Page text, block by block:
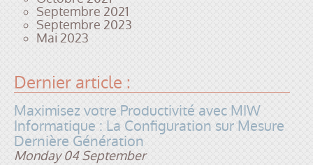
Septembre 2021
Septembre 2023
Mai 2023
Dernier article :
Maximisez votre Productivité avec MIW
Informatique : La Configuration sur Mesure
Dernière Génération
Monday 04 September